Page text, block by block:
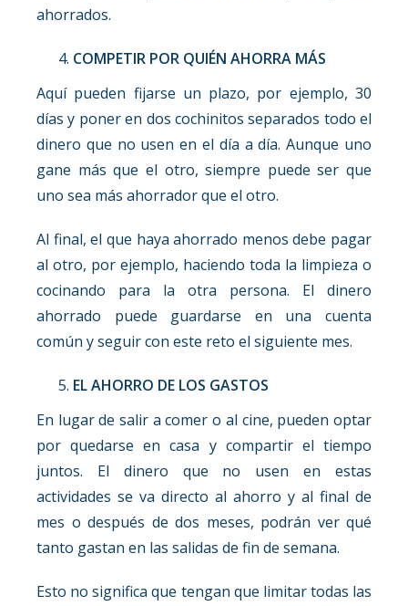
ahorrados.
COMPETIR POR QUIÉN AHORRA MÁS
Aquí pueden fijarse un plazo, por ejemplo, 30
días y poner en dos cochinitos separados todo el
dinero que no usen en el día a día. Aunque uno
gane más que el otro, siempre puede ser que
uno sea más ahorrador que el otro.
Al final, el que haya ahorrado menos debe pagar
al otro, por ejemplo, haciendo toda la limpieza o
cocinando para la otra persona. El dinero
ahorrado puede guardarse en una cuenta
común y seguir con este reto el siguiente mes.
EL AHORRO DE LOS GASTOS
En lugar de salir a comer o al cine, pueden optar
por quedarse en casa y compartir el tiempo
juntos. El dinero que no usen en estas
actividades se va directo al ahorro y al final de
mes o después de dos meses, podrán ver qué
tanto gastan en las salidas de fin de semana.
Esto no significa que tengan que limitar todas las